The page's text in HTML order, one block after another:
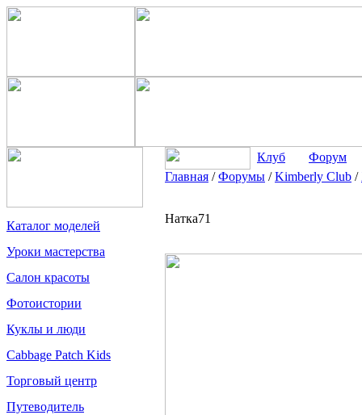
Каталог моделей
Уроки мастерства
Салон красоты
Фотоистории
Куклы и люди
Cabbage Patch Kids
Торговый центр
Путеводитель
Клуб
Форум
Главная /Форумы /Kimberly Club /
Натка71